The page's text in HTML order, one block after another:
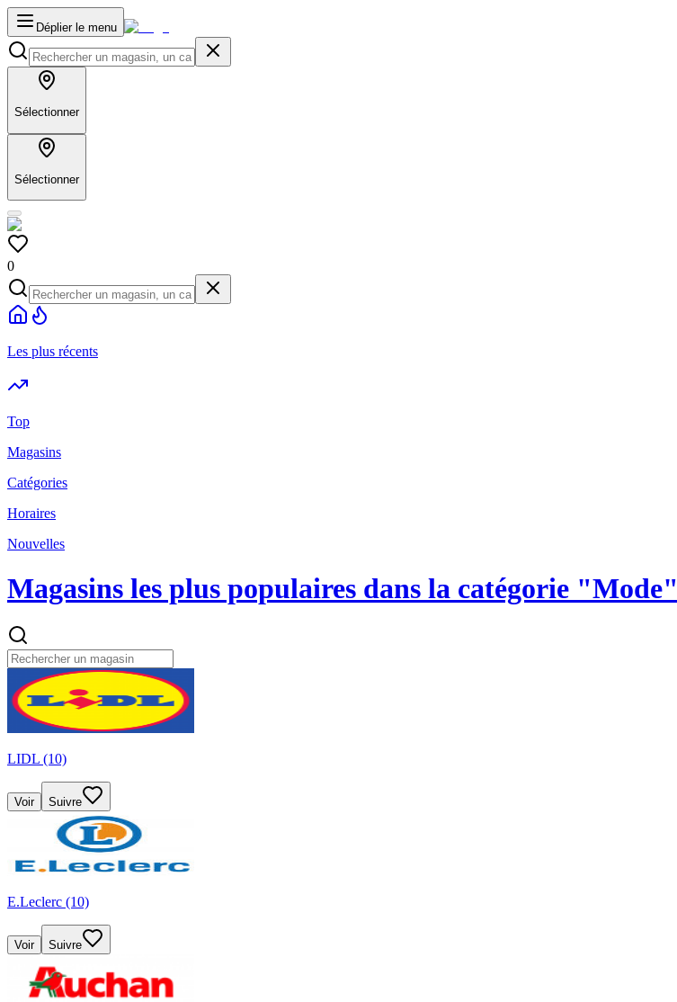
Déplier le menu
Sélectionner
Sélectionner
0
Les plus récents
Top
Magasins
Catégories
Horaires
Nouvelles
Magasins les plus populaires dans la catégorie "Mode"
LIDL (10)
Voir Suivre
E.Leclerc (10)
Voir Suivre